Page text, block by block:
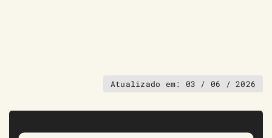
Atualizado em: 03 / 06 / 2026